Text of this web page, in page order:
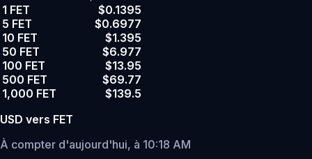
1 FET
$0.1395
5 FET
$0.6977
10 FET
$1.395
50 FET
$6.977
100 FET
$13.95
500 FET
$69.77
1,000 FET
$139.5
USD vers FET
À compter d'aujourd'hui, à 10:18 AM